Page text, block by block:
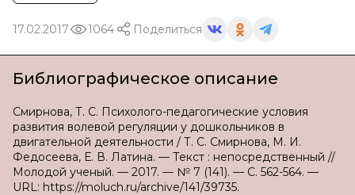
17.02.2017 1064 Поделиться
Библиографическое описание
Смирнова, Т. С. Психолого-педагогические условия
развития волевой регуляции у дошкольников в
двигательной деятельности / Т. С. Смирнова, М. И.
Федосеева, Е. В. Латина. — Текст : непосредственный //
Молодой ученый. — 2017. — № 7 (141). — С. 562-564. —
URL: https://moluch.ru/archive/141/39735.